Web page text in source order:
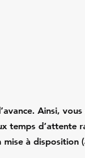
Ainsi,
temps d’attente
à disposition